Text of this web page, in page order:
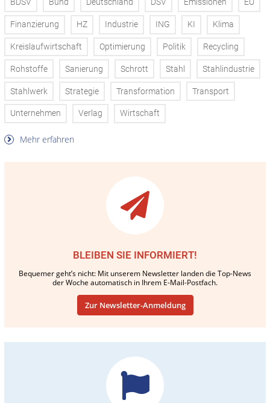
BDSV Bund Deutschland DSV Emissionen EU
Finanzierung HZ Industrie ING KI Klima
Kreislaufwirtschaft Optimierung Politik Recycling
Rohstoffe Sanierung Schrott Stahl Stahlindustrie
Stahlwerk Strategie Transformation Transport
Unternehmen Verlag Wirtschaft
Mehr erfahren
BLEIBEN SIE INFORMIERT!
Bequemer geht’s nicht: Mit unserem Newsletter landen die Top-News
der Woche automatisch in Ihrem E-Mail-Postfach.
Zur Newsletter-Anmeldung